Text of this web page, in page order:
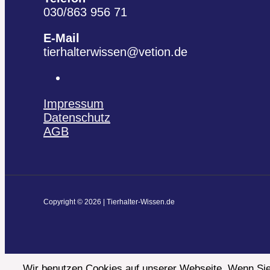
030/863 956 71
E-Mail
tierhalterwissen@vetion.de
Impressum
Datenschutz
AGB
Copyright © 2026 | Tierhalter-Wissen.de